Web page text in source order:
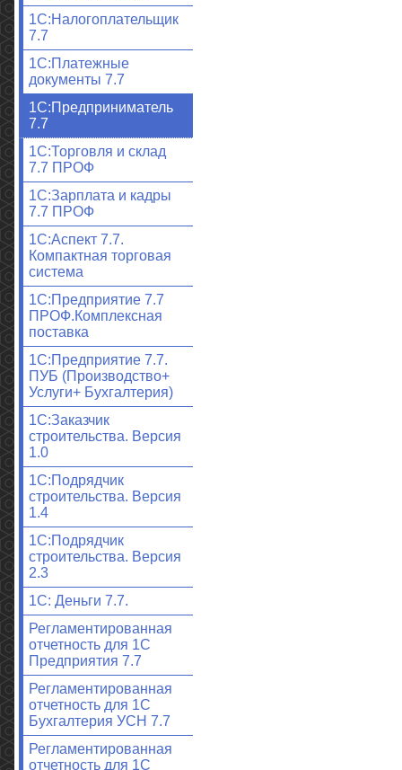
1С:Налогоплательщик
7.7
1С:Платежные
документы 7.7
1С:Предприниматель
7.7
1С:Торговля и склад
7.7 ПРОФ
1С:Зарплата и кадры
7.7 ПРОФ
1С:Аспект 7.7.
Компактная торговая
система
1С:Предприятие 7.7
ПРОФ.Комплексная
поставка
1С:Предприятие 7.7.
ПУБ (Производство+
Услуги+ Бухгалтерия)
1С:Заказчик
строительства. Версия
1.0
1С:Подрядчик
строительства. Версия
1.4
1С:Подрядчик
строительства. Версия
2.3
1С: Деньги 7.7.
Регламентированная
отчетность для 1С
Предприятия 7.7
Регламентированная
отчетность для 1С
Бухгалтерия УСН 7.7
Регламентированная
отчетность для 1С